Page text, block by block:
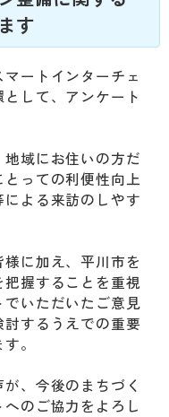
す
ートインターチェ
して、アンケート
域にお住いの方だ
っての利便性向上
よる来訪のしやす
に加え、平川市を
握することを重視
でいただいたご意見
するうえでの重要
。
、今後のまちづく
のご協力をよろし